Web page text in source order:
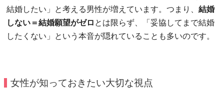
結婚したい」と考える男性が増えています。つまり、 結婚
しない＝結婚願望がゼロ とは限らず、「妥協してまで結婚
したくない」という本音が隠れていることも多いのです。
女性が知っておきたい大切な視点